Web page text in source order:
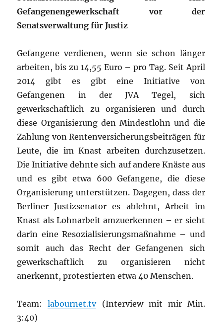
Gefangenengewerkschaft vor der
Senatsverwaltung für Justiz
Gefangene verdienen, wenn sie schon länger
arbeiten, bis zu 14,55 Euro – pro Tag. Seit April
2014 gibt es gibt eine Initiative von
Gefangenen in der JVA Tegel, sich
gewerkschaftlich zu organisieren und durch
diese Organisierung den Mindestlohn und die
Zahlung von Rentenversicherungsbeiträgen für
Leute, die im Knast arbeiten durchzusetzen.
Die Initiative dehnte sich auf andere Knäste aus
und es gibt etwa 600 Gefangene, die diese
Organisierung unterstützen. Dagegen, dass der
Berliner Justizsenator es ablehnt, Arbeit im
Knast als Lohnarbeit amzuerkennen – er sieht
darin eine Resozialisierungsmaßnahme – und
somit auch das Recht der Gefangenen sich
gewerkschaftlich zu organisieren nicht
anerkennt, protestierten etwa 40 Menschen.
Team:labournet.tv(Interview mit mir Min.
3:40)